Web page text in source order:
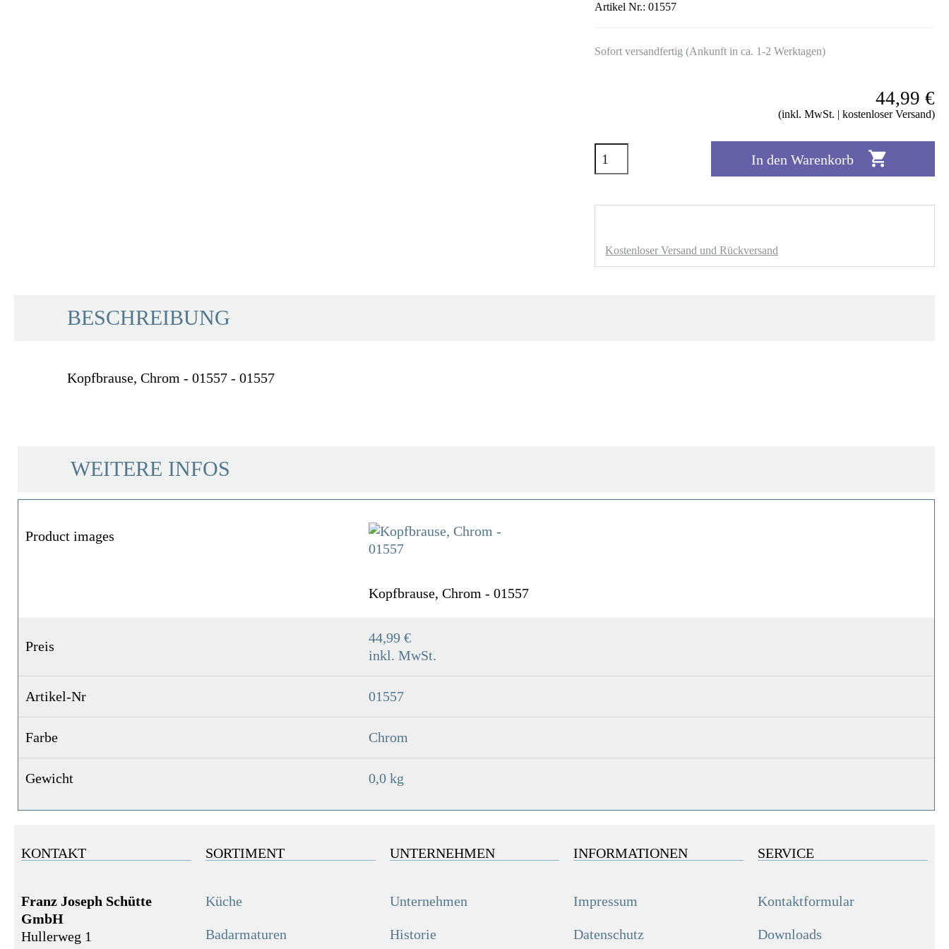
Artikel Nr.:01557
Sofort versandfertig (Ankunft in ca. 1-2 Werktagen)
44,99 €
(inkl. MwSt. | kostenloser Versand)
In den Warenkorb 
Kostenloser Versand und Rückversand
BESCHREIBUNG
Kopfbrause, Chrom - 01557 - 01557
Farbe Chrom
Gewicht
WEITERE INFOS
Product images
Kopfbrause, Chrom - 01557
Preis
44,99 €
inkl. MwSt.
Artikel-Nr 01557
Farbe Chrom
Gewicht 0,0 kg
KONTAKT
Franz Joseph Schütte
GmbH
Hullerweg 1
SORTIMENT
Küche
Badarmaturen
UNTERNEHMEN
Unternehmen
Historie
INFORMATIONEN
Impressum
Datenschutz
SERVICE
Kontaktformular
Downloads